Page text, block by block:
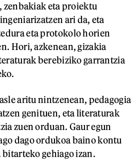
zenbakiak eta proiektu
ari da, eta
eta protokolo horien
Hori, azkenean, gizakia
berebiziko garrantzia
aritu nintzenean, pedagogia
genituen, eta literaturak
zuen orduan. Gaur egun
dago ordukoa baino kontu
gehiago izan.